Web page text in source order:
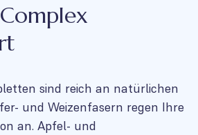
sind reich an natürlichen
und Weizenfasern regen Ihre
an. Apfel- und